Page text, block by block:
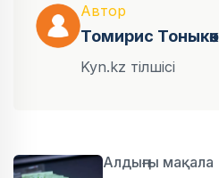
Автор
Томирис Тоныкөк
Kyn.kz тілшісі
Алдыңғы мақала